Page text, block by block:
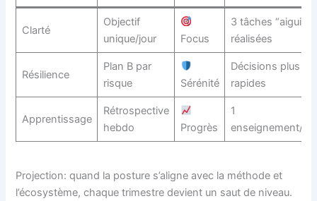
Clarté
Objectif
unique/jour
Focus
3 tâches
réalisées
Résilience
Plan B par
risque
Sérénité
Décisions plus
rapides
Apprentissage
Rétrospective
hebdo
Progrès
1
enseignement/
Projection: quand la posture s’aligne avec la méthode et
l’écosystème, chaque trimestre devient un saut de niveau.